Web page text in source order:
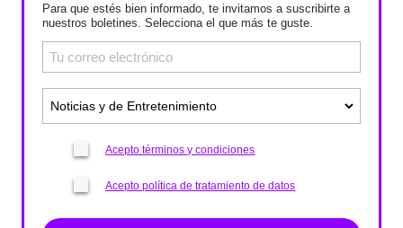
Para que estés bien informado, te invitamos a suscribirte a
nuestros boletines. Selecciona el que más te guste.
Acepto términos y condiciones
Acepto política de tratamiento de datos